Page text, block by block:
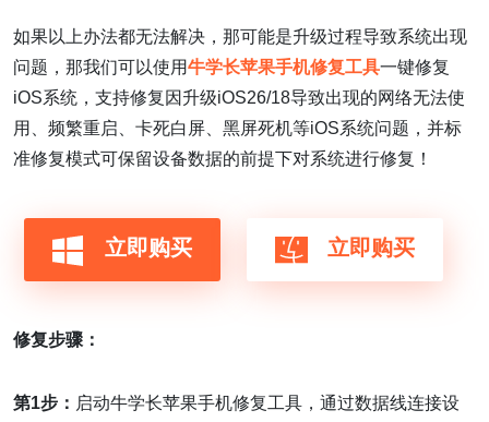
如果以上办法都无法解决，那可能是升级过程导致系统出现
问题，那我们可以使用牛学长苹果手机修复工具一键修复
iOS系统，支持修复因升级iOS26/18导致出现的网络无法使
用、频繁重启、卡死白屏、黑屏死机等iOS系统问题，并标
准修复模式可保留设备数据的前提下对系统进行修复！
立即购买 立即购买
修复步骤：
第1步： 启动牛学长苹果手机修复工具，通过数据线连接设